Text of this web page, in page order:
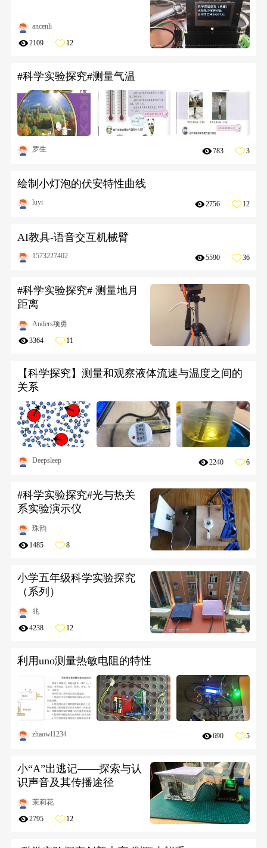
ancenli
2109 12
#科学实验探究#测量气温
罗生 783 3
绘制小灯泡的伏安特性曲线
luyi 2756 12
AI教具-语音交互机械臂
1573227402 5590 36
#科学实验探究# 测量地月
距离
Anders项勇
3364 11
【科学探究】测量和观察液体流速与温度之间的
关系
Deepsleep 2240 6
#科学实验探究#光与热关
系实验演示仪
珠韵
1485 8
小学五年级科学实验探究
（系列）
兆
4238 12
利用uno测量热敏电阻的特性
zhaowl1234 690 5
小“A”出逃记——探索与认
识声音及其传播途径
茉莉花
2795 12